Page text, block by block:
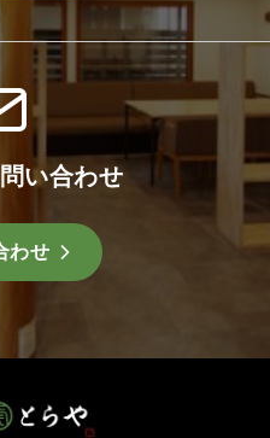
い合わせ
わせ